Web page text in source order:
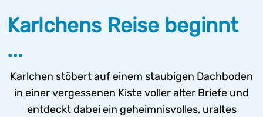
Karlchens Reise beginnt
...
Karlchen stöbert auf einem staubigen Dachboden
in einer vergessenen Kiste voller alter Briefe und
entdeckt dabei ein geheimnisvolles, uraltes